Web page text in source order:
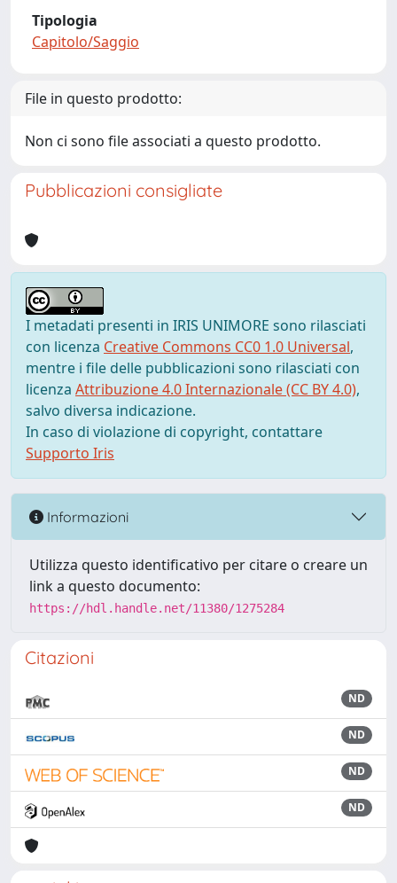
Tipologia
Capitolo/Saggio
File in questo prodotto:
Non ci sono file associati a questo prodotto.
Pubblicazioni consigliate
I metadati presenti in IRIS UNIMORE sono rilasciati
con licenza Creative Commons CC0 1.0 Universal,
mentre i file delle pubblicazioni sono rilasciati con
licenza Attribuzione 4.0 Internazionale (CC BY 4.0),
salvo diversa indicazione.
In caso di violazione di copyright, contattare
Supporto Iris
Informazioni
Utilizza questo identificativo per citare o creare un
link a questo documento:
https://hdl.handle.net/11380/1275284
Citazioni
ND
ND
ND
ND